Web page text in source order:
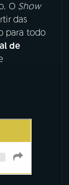
O Show
das
para todo
de